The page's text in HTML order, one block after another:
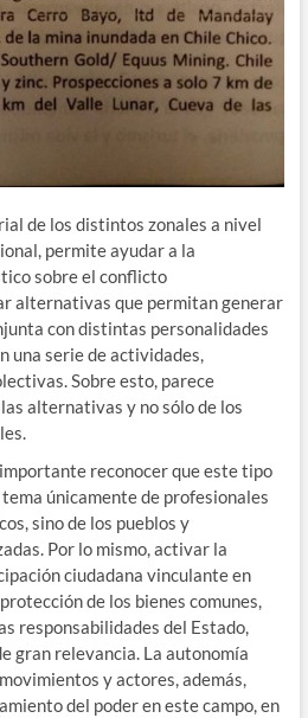
de los distintos zonales a nivel
permite ayudar a la
sobre el conflicto
alternativas que permitan generar
con distintas personalidades
una serie de actividades,
Sobre esto, parece
alternativas y no sólo de los
reconocer que este tipo
únicamente de profesionales
sino de los pueblos y
Por lo mismo, activar la
ciudadana vinculante en
de los bienes comunes,
responsabilidades del Estado,
gran relevancia. La autonomía
y actores, además,
del poder en este campo, en